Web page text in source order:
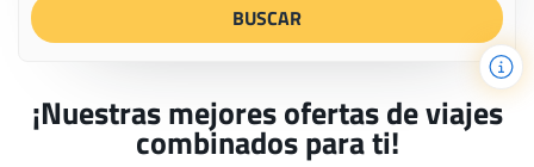
¡Nuestras mejores ofertas de viajes
combinados para ti!